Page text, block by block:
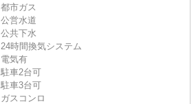
都市ガス
公営水道
公共下水
24時間換気システム
電気有
駐車2台可
駐車3台可
ガスコンロ